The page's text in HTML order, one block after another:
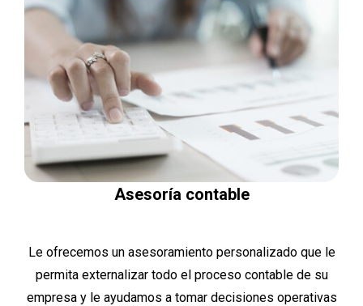
Asesoría contable
Le ofrecemos un asesoramiento personalizado que le
permita externalizar todo el proceso contable de su
empresa y le ayudamos a tomar decisiones operativas